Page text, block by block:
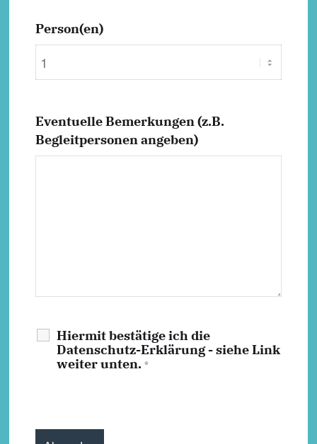
Person(en)
Eventuelle Bemerkungen (z.B.
Begleitpersonen angeben)
Hiermit bestätige ich die
Datenschutz-Erklärung - siehe Link
weiter unten. *